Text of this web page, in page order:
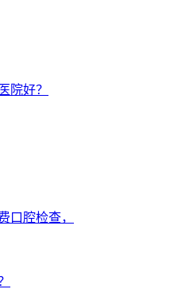
院好？
口腔检查，